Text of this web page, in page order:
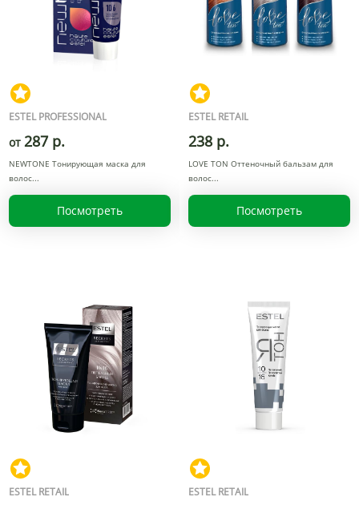
ESTEL PROFESSIONAL
от 287 р.
NEWTONE Тонирующая маска для
волос
Посмотреть
ESTEL RETAIL
238 р.
LOVE TON Оттеночный бальзам для
волос
Посмотреть
ESTEL RETAIL ESTEL RETAIL